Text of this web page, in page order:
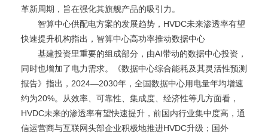
革新周期，旨在强化其旗舰产品的吸引力。
智算中心供配电方案的发展趋势，HVDC未来渗透率有望
快速提升机构指出，智算中心高功率推动数据中心
基建投资里重要的组成部分，由AI带动的数据中心投资，
同时也增加了电力需求。《数据中心综合能耗及其灵活性预测
报告》指出，2024—2030年，全国数据中心用电量年均增速
约为20%。从效率、可靠性、集成度、经济性等几方面看，
HVDC未来的渗透率有望快速提升，前国内行业集中度高，通
信运营商与互联网头部企业积极地推进HVDC升级；国外